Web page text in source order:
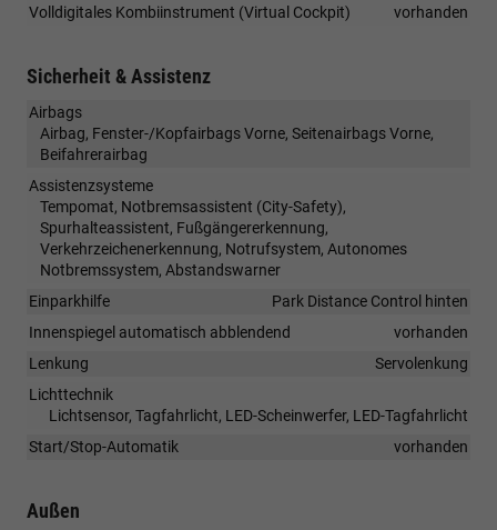
Volldigitales Kombiinstrument (Virtual Cockpit)
vorhanden
Sicherheit & Assistenz
Airbags
Airbag, Fenster-/Kopfairbags Vorne, Seitenairbags Vorne,
Beifahrerairbag
Assistenzsysteme
Tempomat, Notbremsassistent (City-Safety),
Spurhalteassistent, Fußgängererkennung,
Verkehrzeichenerkennung, Notrufsystem, Autonomes
Notbremssystem, Abstandswarner
Einparkhilfe
Park Distance Control hinten
Innenspiegel automatisch abblendend
vorhanden
Lenkung
Servolenkung
Lichttechnik
Lichtsensor, Tagfahrlicht, LED-Scheinwerfer, LED-Tagfahrlicht
Start/Stop-Automatik
vorhanden
Außen